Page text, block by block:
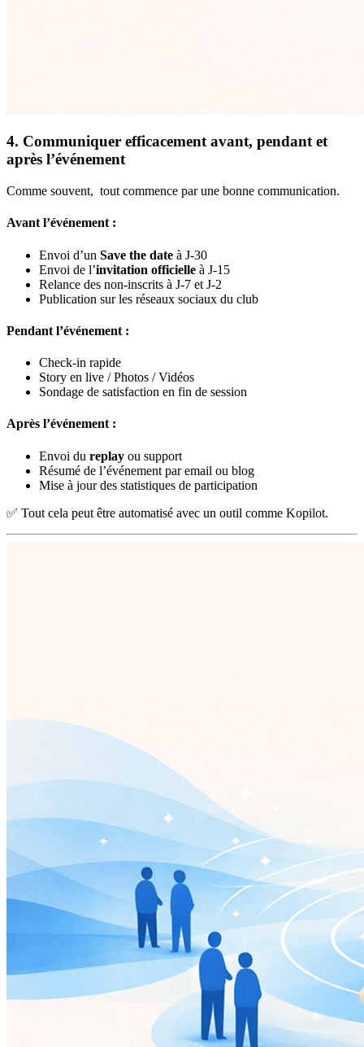
4. Communiquer efficacement avant, pendant et
après l’événement
Comme souvent, tout commence par une bonne communication.
Avant l’événement :
Envoi d’un Save the date à J-30
Envoi de l’invitation officielle à J-15
Relance des non-inscrits à J-7 et J-2
Publication sur les réseaux sociaux du club
Pendant l’événement :
Check-in rapide
Story en live / Photos / Vidéos
Sondage de satisfaction en fin de session
Après l’événement :
Envoi du replay ou support
Résumé de l’événement par email ou blog
Mise à jour des statistiques de participation
✅ Tout cela peut être automatisé avec un outil comme Kopilot.